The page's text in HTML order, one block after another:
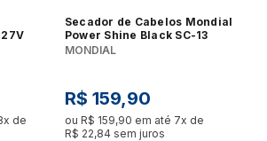
x de
Secador de Cabelos Mondial
Power Shine Black SC-13
MONDIAL
R$ 159,90
ou R$ 159,90 em até 7x de
R$ 22,84 sem juros